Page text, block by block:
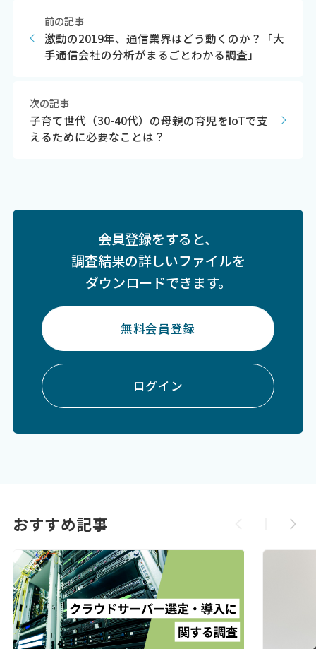
前の記事
激動の2019年、通信業界はどう動くのか？「大
手通信会社の分析がまるごとわかる調査」
次の記事
子育て世代（30-40代）の母親の育児をIoTで支
えるために必要なことは？
会員登録をすると、
調査結果の詳しいファイルを
ダウンロードできます。
無料会員登録
ログイン
おすすめ記事